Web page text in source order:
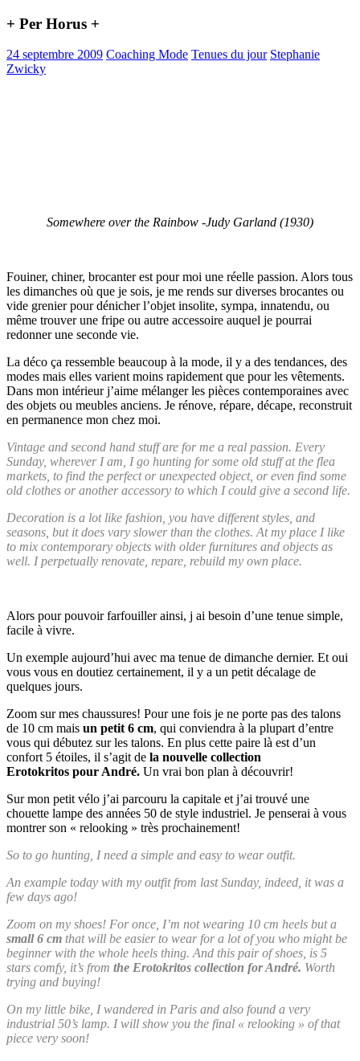
+ Per Horus +
24 septembre 2009 Coaching Mode Tenues du jour Stephanie
Zwicky
Somewhere over the Rainbow -Judy Garland (1930)
Fouiner, chiner, brocanter est pour moi une réelle passion. Alors tous
les dimanches où que je sois, je me rends sur diverses brocantes ou
vide grenier pour dénicher l’objet insolite, sympa, innatendu, ou
même trouver une fripe ou autre accessoire auquel je pourrai
redonner une seconde vie.
La déco ça ressemble beaucoup à la mode, il y a des tendances, des
modes mais elles varient moins rapidement que pour les vêtements.
Dans mon intérieur j’aime mélanger les pièces contemporaines avec
des objets ou meubles anciens. Je rénove, répare, décape, reconstruit
en permanence mon chez moi.
Vintage and second hand stuff are for me a real passion. Every
Sunday, wherever I am, I go hunting for some old stuff at the flea
markets, to find the perfect or unexpected object, or even find some
old clothes or another accessory to which I could give a second life.
Decoration is a lot like fashion, you have different styles, and
seasons, but it does vary slower than the clothes. At my place I like
to mix contemporary objects with older furnitures and objects as
well. I perpetually renovate, repare, rebuild my own place.
Alors pour pouvoir farfouiller ainsi, j ai besoin d’une tenue simple,
facile à vivre.
Un exemple aujourd’hui avec ma tenue de dimanche dernier. Et oui
vous vous en doutiez certainement, il y a un petit décalage de
quelques jours.
Zoom sur mes chaussures! Pour une fois je ne porte pas des talons
de 10 cm mais un petit 6 cm, qui conviendra à la plupart d’entre
vous qui débutez sur les talons. En plus cette paire là est d’un
confort 5 étoiles, il s’agit de la nouvelle collection
Erotokritos pour André. Un vrai bon plan à découvrir!
Sur mon petit vélo j’ai parcouru la capitale et j’ai trouvé une
chouette lampe des années 50 de style industriel. Je penserai à vous
montrer son « relooking » très prochainement!
So to go hunting, I need a simple and easy to wear outfit.
An example today with my outfit from last Sunday, indeed, it was a
few days ago!
Zoom on my shoes! For once, I’m not wearing 10 cm heels but a
small 6 cm that will be easier to wear for a lot of you who might be
beginner with the whole heels thing. And this pair of shoes, is 5
stars comfy, it’s from the Erotokritos collection for André. Worth
trying and buying!
On my little bike, I wandered in Paris and also found a very
industrial 50’s lamp. I will show you the final « relooking » of that
piece very soon!